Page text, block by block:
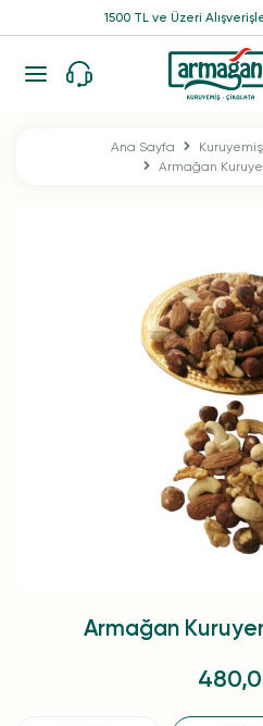
1500 TL ve Üzeri
Ana Sayfa Kuruyemiş
Armağan
Armağan